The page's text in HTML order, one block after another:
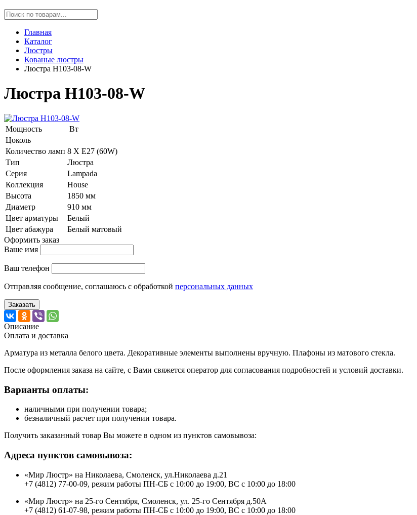
Главная
Каталог
Люстры
Кованые люстры
Люстра H103-08-W
Люстра H103-08-W
Мощность
Вт
Цоколь
Количество ламп 8 Х E27 (60W)
Тип
Люстра
Серия
Lampada
Коллекция
House
Высота
1850 мм
Диаметр
910 мм
Цвет арматуры
Белый
Цвет абажура
Белый матовый
Оформить заказ
Ваше имя
Ваш телефон
Отправляя сообщение, соглашаюсь с обработкой персональных данных
Заказать
Описание
Оплата и доставка
Арматура из металла белого цвета. Декоративные элементы выполнены вручную. Плафоны из матового стекла.
После оформления заказа на сайте, с Вами свяжется оператор для согласования подробностей и условий доставки.
Варианты оплаты:
наличными при получении товара;
безналичный расчет при получении товара.
Получить заказанный товар Вы можете в одном из пунктов самовывоза:
Адреса пунктов самовывоза:
«Мир Люстр» на Николаева, Смоленск, ул.Николаева д.21
+7 (4812) 77-00-09, режим работы ПН-СБ с 10:00 до 19:00, ВС с 10:00 до 18:00
«Мир Люстр» на 25-го Сентября, Смоленск, ул. 25-го Сентября д.50А
+7 (4812) 61-07-98, режим работы ПН-СБ с 10:00 до 19:00, ВС с 10:00 до 18:00